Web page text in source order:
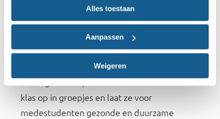
Alles toestaan
Aanpassen
Weigeren
kantinebeheerder of cateraar voor meer
inspraak in het aanbod en/of overleggen met
winkels in de omgeving. Bekijk
de Gezonde Schoolkantinezet stappen in deze
En zorg voor inspiratie vanuit de klas: Deel de
klas op in groepjes en laat ze voor
medestudenten gezonde en duurzame